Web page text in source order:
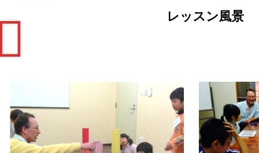
レッスン風景